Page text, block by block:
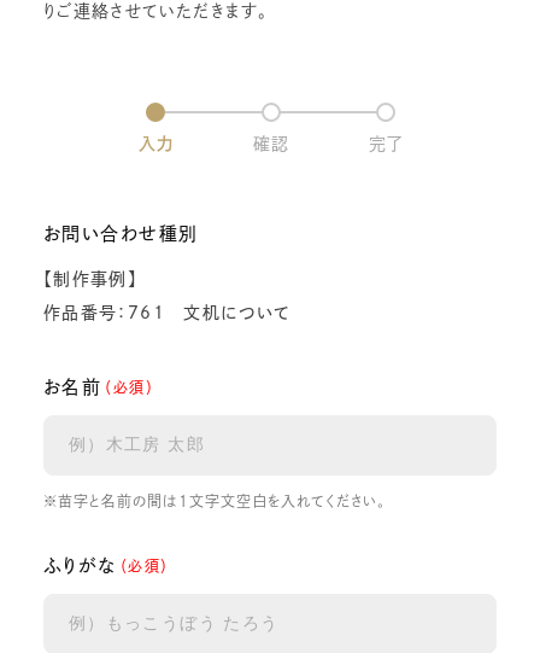
りご連絡させていただきます。
入力 確認 完了
お問い合わせ種別
【制作事例】
作品番号：761 文机について
お名前 （必須）
※苗字と名前の間は1文字文空白を入れてください。
ふりがな （必須）